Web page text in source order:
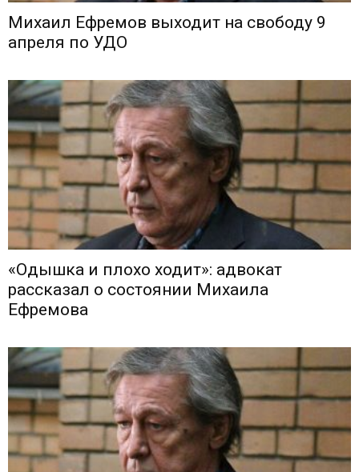
Михаил Ефремов выходит на свободу 9
апреля по УДО
«Одышка и плохо ходит»: адвокат
рассказал о состоянии Михаила
Ефремова